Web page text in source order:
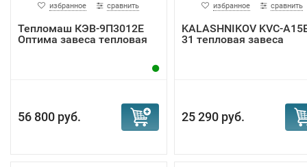
избранное сравнить
Тепломаш КЭВ-9П3012E
Оптима завеса тепловая
56 800 руб.
избранное сравнить
KALASHNIKOV KVC-
31 тепловая завеса
25 290 руб.